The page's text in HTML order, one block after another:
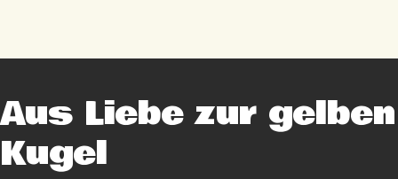
Aus Liebe zur gelben
Kugel